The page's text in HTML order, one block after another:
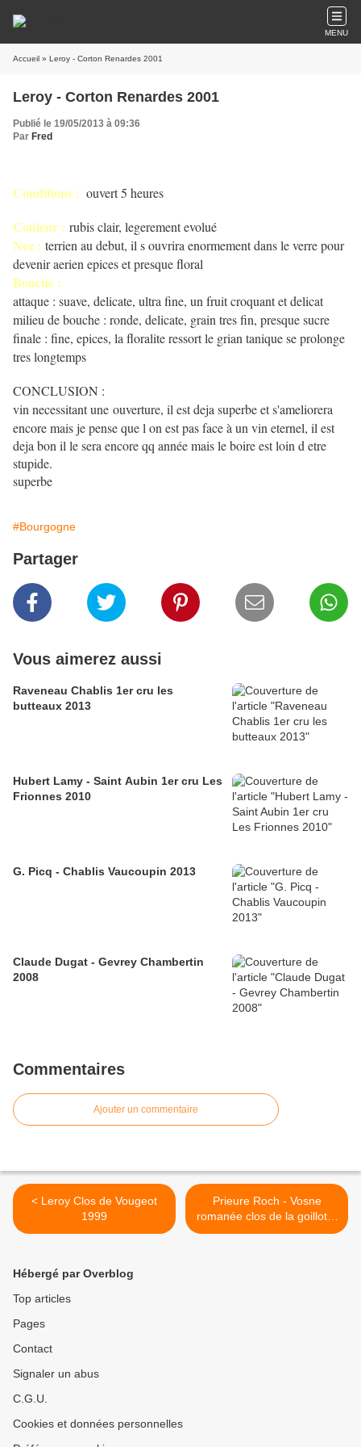
MENU
Accueil » Leroy - Corton Renardes 2001
Leroy - Corton Renardes 2001
Publié le 19/05/2013 à 09:36
Par Fred
Conditions : ouvert 5 heures
Couleur : rubis clair, legerement evolué
Nez : terrien au debut, il s ouvrira enormement dans le verre pour
devenir aerien epices et presque floral
Bouche :
attaque : suave, delicate, ultra fine, un fruit croquant et delicat
milieu de bouche : ronde, delicate, grain tres fin, presque sucre
finale : fine, epices, la floralite ressort le grian tanique se prolonge
tres longtemps
CONCLUSION :
vin necessitant une ouverture, il est deja superbe et s'ameliorera
encore mais je pense que l on est pas face à un vin eternel, il est
deja bon il le sera encore qq année mais le boire est loin d etre
stupide.
superbe
#Bourgogne
Partager
Vous aimerez aussi
Raveneau Chablis 1er cru les
butteaux 2013
Hubert Lamy - Saint Aubin 1er cru Les
Frionnes 2010
G. Picq - Chablis Vaucoupin 2013
Claude Dugat - Gevrey Chambertin
2008
Commentaires
Ajouter un commentaire
< Leroy Clos de Vougeot
1999
Prieure Roch - Vosne
romanée clos de la goillotte
2008 >
Hébergé par Overblog
Top articles
Pages
Contact
Signaler un abus
C.G.U.
Cookies et données personnelles